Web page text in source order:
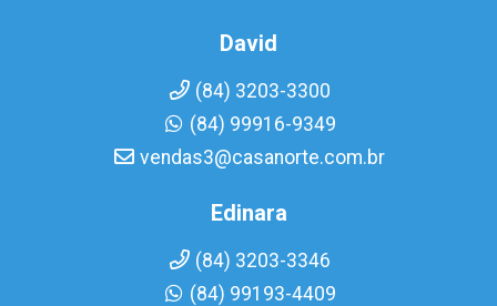
David
(84) 3203-3300
(84) 99916-9349
vendas3@casanorte.com.br
Edinara
(84) 3203-3346
(84) 99193-4409